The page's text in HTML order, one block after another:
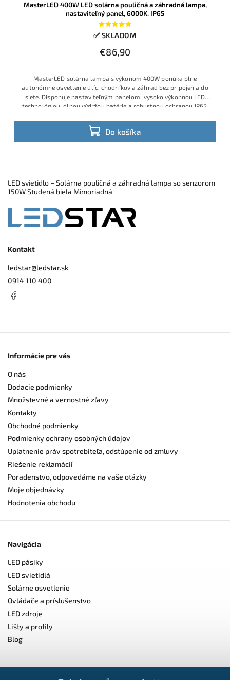
MasterLED 400W LED solárna pouličná a záhradná lampa,
nastaviteľný panel, 6000K, IP65
✅ SKLADOM
€86,90
Do košíka
MasterLED solárna lampa s výkonom 400W ponúka plne
autonómne osvetlenie ulíc, chodníkov a záhrad bez pripojenia do
siete. Disponuje nastaviteľným panelom, vysoko výkonnou LED
technológiou, dlhou výdržou batérie a robustnou ochranou IP65.
LED svietidlo – Solárna pouličná a záhradná lampa so senzorom
150W Studená biela Mimoriadná
Kontakt
ledstar@ledstar.sk
0914 110 400
Informácie pre vás
O nás
Dodacie podmienky
Množstevné a vernostné zľavy
Kontakty
Obchodné podmienky
Podmienky ochrany osobných údajov
Uplatnenie práv spotrebiteľa, odstúpenie od zmluvy
Riešenie reklamácií
Poradenstvo, odpovedáme na vaše otázky
Moje objednávky
Hodnotenia obchodu
Navigácia
LED pásiky
LED svietidlá
Solárne osvetlenie
Ovládače a príslušenstvo
LED zdroje
Lišty a profily
Blog